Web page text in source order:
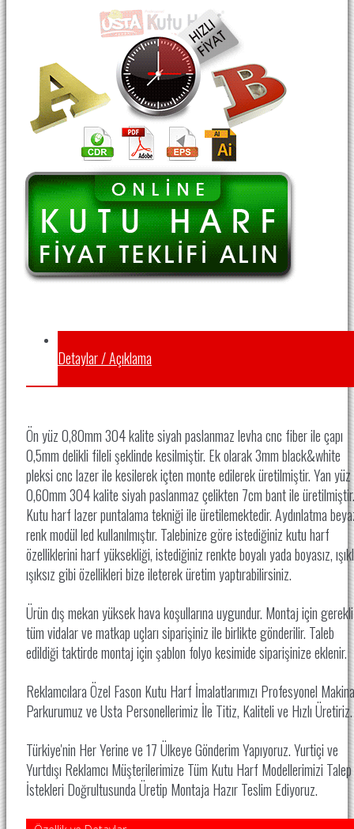
Detaylar / Açıklama
Ön yüz 0,80mm 304 kalite siyah paslanmaz levha cnc fiber ile çapı
0,5mm delikli fileli şeklinde kesilmiştir. Ek olarak 3mm black&white
pleksi cnc lazer ile kesilerek içten monte edilerek üretilmiştir. Yan yüz
0,60mm 304 kalite siyah paslanmaz çelikten 7cm bant ile üretilmiştir.
Kutu harf lazer puntalama tekniği ile üretilemektedir. Aydınlatma
renk modül led kullanılmıştır. Talebinize göre istediğiniz kutu harf
özelliklerini harf yüksekliği, istediğiniz renkte boyalı yada boyasız,
ışıksız gibi özellikleri bize ileterek üretim yaptırabilirsiniz.
Ürün dış mekan yüksek hava koşullarına uygundur. Montaj için gerekli
tüm vidalar ve matkap uçları siparişiniz ile birlikte gönderilir. Taleb
edildiği taktirde montaj için şablon folyo kesimide siparişinize eklenir.
Reklamcılara Özel Fason Kutu Harf İmalatlarımızı Profesyonel Makina
Parkurumuz ve Usta Personellerimiz İle Titiz, Kaliteli ve Hızlı
Türkiye'nin Her Yerine ve 17 Ülkeye Gönderim Yapıyoruz. Yurtiçi ve
Yurtdışı Reklamcı Müşterilerimize Tüm Kutu Harf Modellerimizi
İstekleri Doğrultusunda Üretip Montaja Hazır Teslim Ediyoruz.